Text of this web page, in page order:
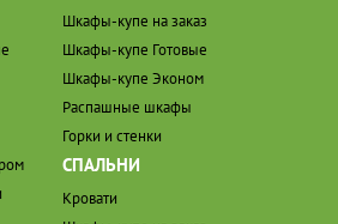
Шкафы-купе на заказ
Шкафы-купе Готовые
Шкафы-купе Эконом
Распашные шкафы
Горки и стенки
СПАЛЬНИ
Кровати